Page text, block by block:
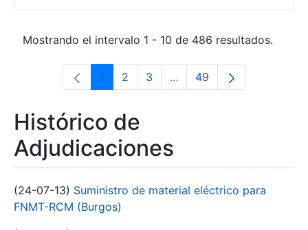
Mostrando el intervalo 1 - 10 de 486 resultados.
Página
1 Página
2 Página
3 ...Páginas intermedias Use
Página
49
Histórico de
Adjudicaciones
(24-07-13) Suministro de material eléctrico para
FNMT-RCM (Burgos)